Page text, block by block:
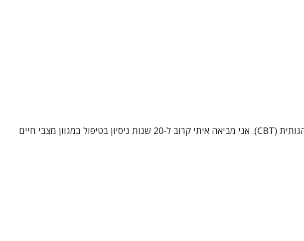
נעים להכיר, שמי שרון ירדני. אני פסיכותרפיסטית, עובדת סוציאלית קלינית ומטפלת קוגניטיבית-התנהגותית (CBT). אני מביאה איתי קרוב ל-20 שנות ניסיון בטיפול במגוון מצבי חיים